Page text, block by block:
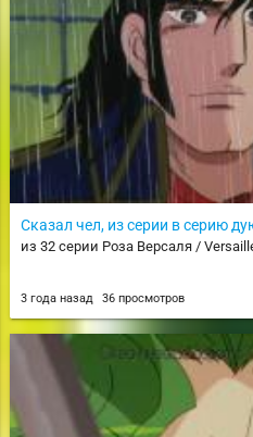
Сказал чел, из серии в серию
из 32 серии Роза Версаля /
3 года назад 36 просмотров